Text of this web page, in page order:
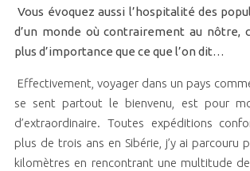
Vous évoquez aussi l’hospitalité des
d’un monde où contrairement au nôtre,
plus d’importance que ce que l’on dit…
Effectivement, voyager dans un pays
se sent partout le bienvenu, est pour
d’extraordinaire. Toutes expéditions
plus de trois ans en Sibérie, j’y ai parcouru
kilomètres en rencontrant une multitude